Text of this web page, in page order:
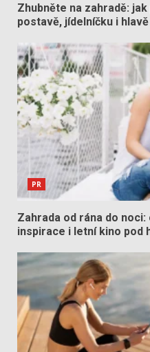
Zhubněte na zahradě:
postavě, jídelníčku i hlavě
PR
Zahrada od rána do
inspirace i letní kino pod